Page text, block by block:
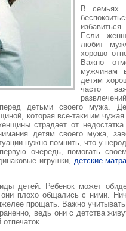
В семьях
Если
любит
хорошо
Важно
мужчинам
детям
часто
детьми своего мужа.
которая все-таки им
страдает от
детям своего мужа,
нужно помнить, что у
очередь, помогать
игрушки, детские
детей. Ребенок может
плохо общались с ними.
прощать. Важно
ведь они с детства